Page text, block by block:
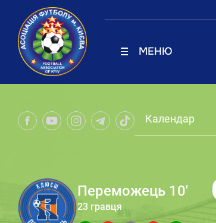
МЕНЮ
Календар
Переможець 10'
23 гравця